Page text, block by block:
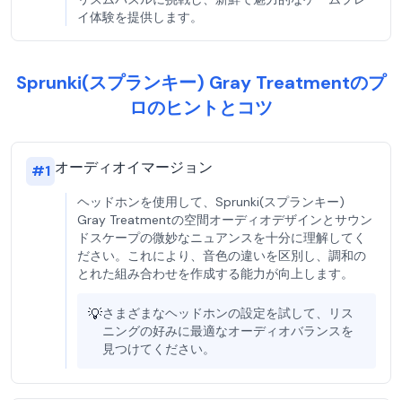
イ体験を提供します。
Sprunki(スプランキー) Gray Treatmentのプ
ロのヒントとコツ
#1 オーディオイマージョン
ヘッドホンを使用して、Sprunki(スプランキー)
Gray Treatmentの空間オーディオデザインとサウン
ドスケープの微妙なニュアンスを十分に理解してく
ださい。これにより、音色の違いを区別し、調和の
とれた組み合わせを作成する能力が向上します。
💡さまざまなヘッドホンの設定を試して、リス
ニングの好みに最適なオーディオバランスを
見つけてください。